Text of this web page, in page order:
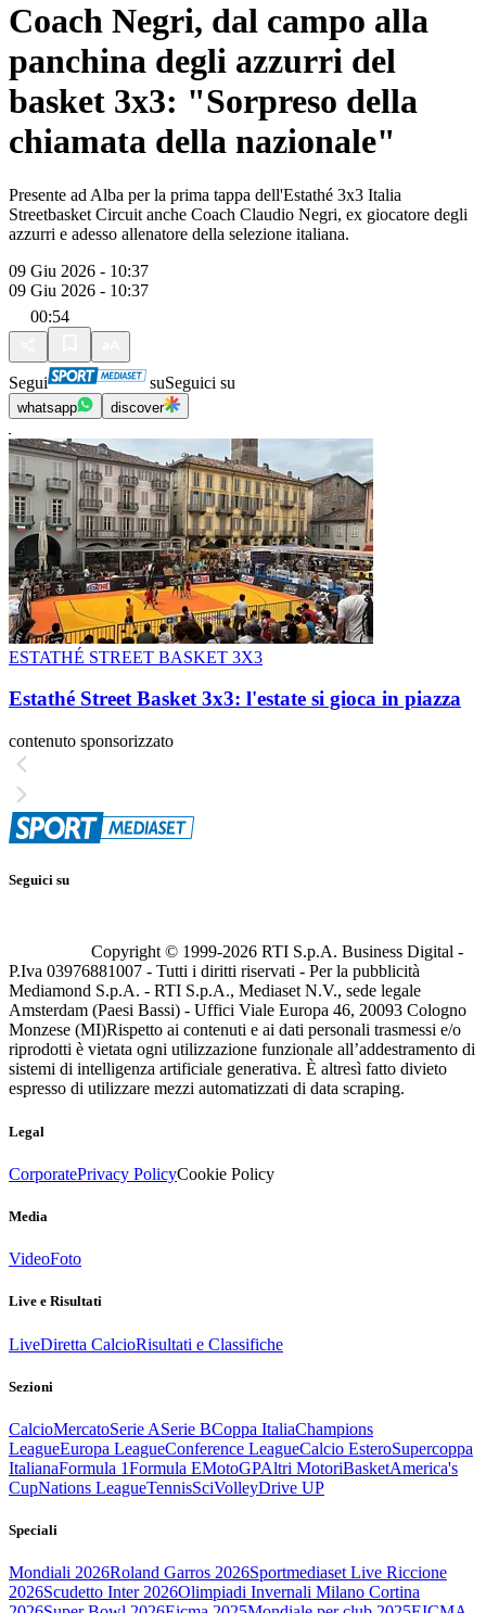
Coach Negri, dal campo alla
panchina degli azzurri del
basket 3x3: "Sorpreso della
chiamata della nazionale"
Presente ad Alba per la prima tappa dell'Estathé 3x3 Italia
Streetbasket Circuit anche Coach Claudio Negri, ex giocatore degli
azzurri e adesso allenatore della selezione italiana.
09 Giu 2026 - 10:37
09 Giu 2026 - 10:37
00:54
Segui suSeguici su
whatsapp discover
ESTATHÉ STREET BASKET 3X3
Estathé Street Basket 3x3: l'estate si gioca in piazza
contenuto sponsorizzato
Seguici su
Copyright © 1999-2026 RTI S.p.A. Business Digital -
P.Iva 03976881007 - Tutti i diritti riservati - Per la pubblicità
Mediamond S.p.A. - RTI S.p.A., Mediaset N.V., sede legale
Amsterdam (Paesi Bassi) - Uffici Viale Europa 46, 20093 Cologno
Monzese (MI)Rispetto ai contenuti e ai dati personali trasmessi e/o
riprodotti è vietata ogni utilizzazione funzionale all’addestramento di
sistemi di intelligenza artificiale generativa. È altresì fatto divieto
espresso di utilizzare mezzi automatizzati di data scraping.
Legal
CorporatePrivacy PolicyCookie Policy
Media
VideoFoto
Live e Risultati
LiveDiretta CalcioRisultati e Classifiche
Sezioni
CalcioMercatoSerie ASerie BCoppa ItaliaChampions
LeagueEuropa LeagueConference LeagueCalcio EsteroSupercoppa
ItalianaFormula 1Formula EMotoGPAltri MotoriBasketAmerica's
CupNations LeagueTennisSciVolleyDrive UP
Speciali
Mondiali 2026Roland Garros 2026Sportmediaset Live Riccione
2026Scudetto Inter 2026Olimpiadi Invernali Milano Cortina